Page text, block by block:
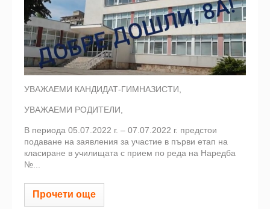
УВАЖАЕМИ КАНДИДАТ-ГИМНАЗИСТИ,
УВАЖАЕМИ РОДИТЕЛИ,
В периода 05.07.2022 г. – 07.07.2022 г. предстои
подаване на заявления за участие в първи етап на
класиране в училищата с прием по реда на Наредба
№...
Прочети още